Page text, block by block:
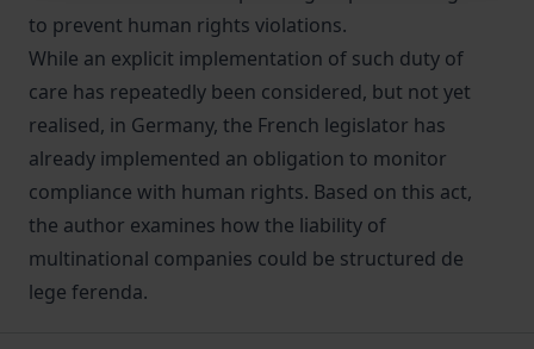
to prevent human rights violations.
While an explicit implementation of such duty of
care has repeatedly been considered, but not yet
realised, in Germany, the French legislator has
already implemented an obligation to monitor
compliance with human rights. Based on this act,
the author examines how the liability of
multinational companies could be structured de
lege ferenda.